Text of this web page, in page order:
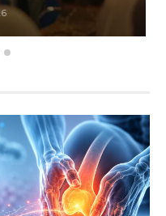
6 Agu 2026